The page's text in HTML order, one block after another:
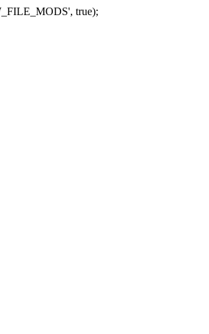
true);